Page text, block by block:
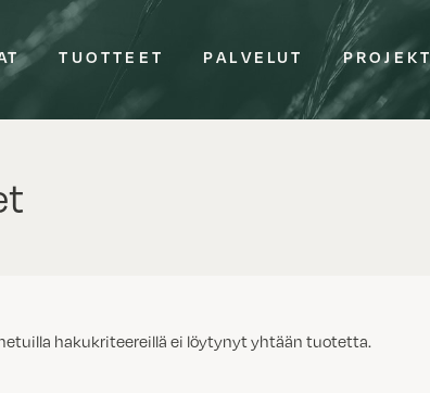
TUOTTEET PALVELUT
hakukriteereillä ei löytynyt yhtään tuotetta.